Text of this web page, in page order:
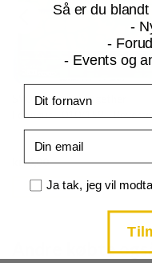
SV09 Journey Together
Foongus - 010/159 - Reverse
kr.6,00Current
is:
kr. 39,95.
TILFØJ TIL KURV
Andre købte
Så er du
-
-
- Events og
Samtykke
Ja tak, jeg vil